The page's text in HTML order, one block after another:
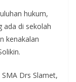
hukum,
ada di sekolah
kenakalan
Drs Slamet,